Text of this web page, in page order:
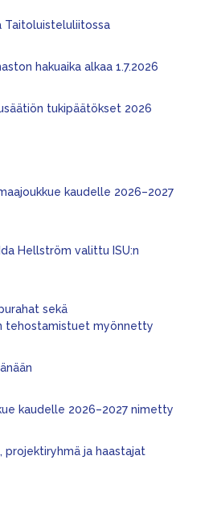
Taitoluisteluliitossa
hakuaika alkaa 1.7.2026
tukipäätökset 2026
kaudelle 2026–2027
Hellström valittu ISU:n
sekä
tehostamistuet myönnetty
kaudelle 2026–2027 nimetty
projektiryhmä ja haastajat